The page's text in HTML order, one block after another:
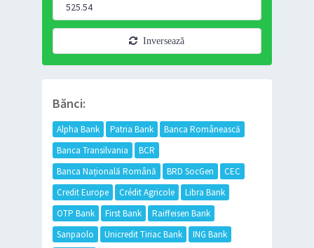
Inversează
Bănci:
Alpha Bank Patria Bank
Banca Românească
Banca Transilvania
BCR
Banca Națională Română
BRD SocGen
CEC
Credit Europe
Crédit Agricole
Libra Bank
OTP Bank
First Bank
Raiffeisen Bank
Sanpaolo
Unicredit Tiriac Bank
ING Bank